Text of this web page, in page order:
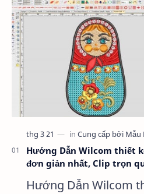
Hướng Dẫn Wilcom thiết
đơn giản nhất, Clip trọn
Hướng Dẫn Wilcom